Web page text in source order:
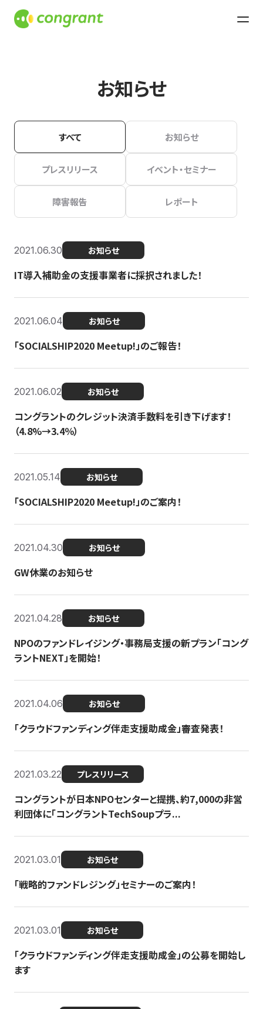
お知らせ
すべて お知らせ
プレスリリース イベント・セミナー
障害報告 レポート
2021.06.30 お知らせ
IT導入補助金の支援事業者に採択されました！
2021.06.04 お知らせ
「SOCIALSHIP2020 Meetup!」のご報告！
2021.06.02 お知らせ
コングラントのクレジット決済手数料を引き下げます！
（4.8%→3.4％）
2021.05.14 お知らせ
「SOCIALSHIP2020 Meetup!」のご案内！
2021.04.30 お知らせ
GW休業のお知らせ
2021.04.28 お知らせ
NPOのファンドレイジング・事務局支援の新プラン「コング
ラントNEXT」を開始！
2021.04.06 お知らせ
「クラウドファンディング伴走支援助成金」審査発表！
2021.03.22 プレスリリース
コングラントが日本NPOセンターと提携、約7,000の非営
利団体に「コングラントTechSoupプラ...
2021.03.01 お知らせ
「戦略的ファンドレジング」セミナーのご案内！
2021.03.01 お知らせ
「クラウドファンディング伴走支援助成金」の公募を開始し
ます